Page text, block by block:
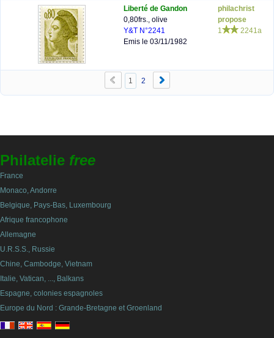
Liberté de Gandon
0,80frs., olive
Y&T N°2241
Emis le 03/11/1982
philachrist
propose
1
2241a
1 2
Philatelie free
France
Monaco, Andorre
Belgique, Pays-Bas, Luxembourg
Afrique francophone
Allemagne
U.R.S.S., Russie
Chine, Cambodge, Vietnam
Italie, Vatican, ..., Balkans
Espagne, colonies espagnoles
Europe du Nord : Grande-Bretagne et Groenland